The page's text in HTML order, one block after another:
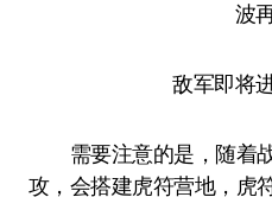
敌军即将进
需要注意的是，随着
攻，会搭建虎符营地，虎